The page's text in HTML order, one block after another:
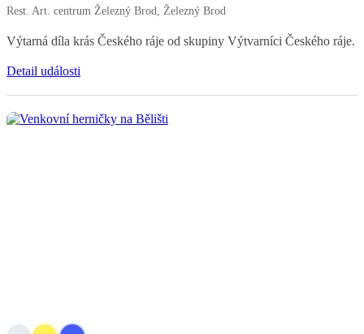
Rest. Art. centrum Železný Brod, Železný Brod
Výtarná díla krás Českého ráje od skupiny Výtvarníci Českého ráje.
Detail události